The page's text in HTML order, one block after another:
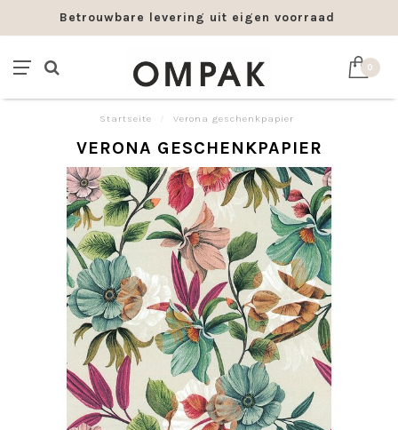
Betrouwbare levering uit eigen voorraad
0
Startseite Verona geschenkpapier
VERONA GESCHENKPAPIER